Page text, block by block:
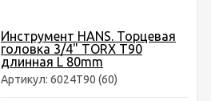
Инструмент HANS. Торцевая
головка 3/4" TORX T90
длинная L 80mm
Артикул: 6024Т90 (60)